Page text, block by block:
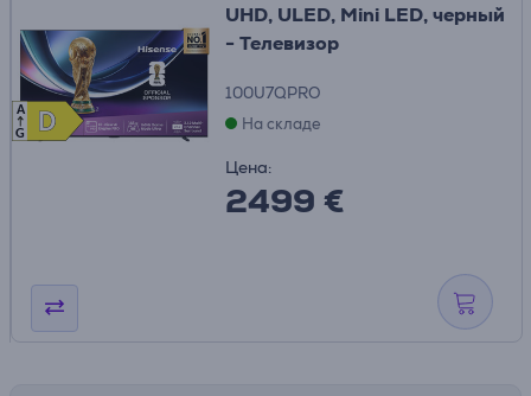
D
D
A
G
UHD, ULED, Mini LED, черный
- Телевизор
100U7QPRO
На складе
Цена:
2499 €